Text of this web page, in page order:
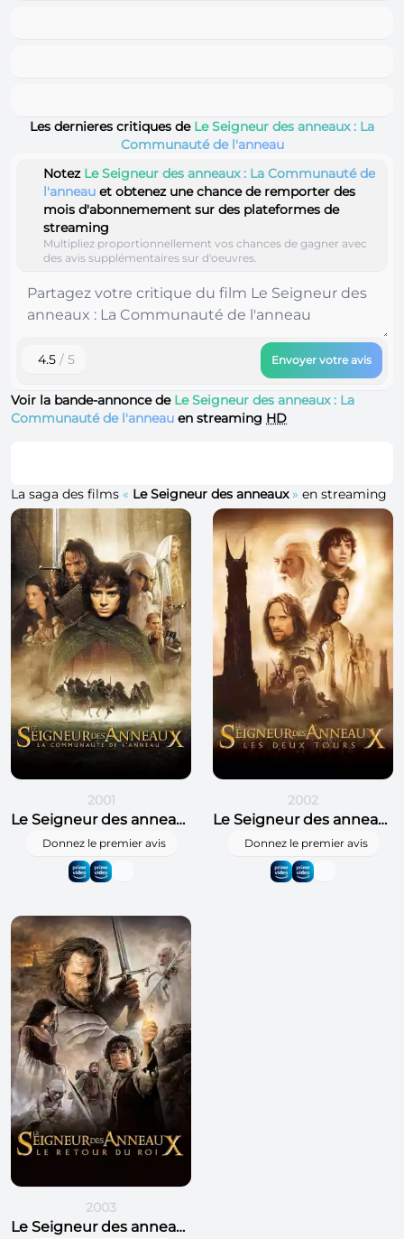
Les dernieres critiques de Le Seigneur des anneaux : La
Communauté de l'anneau
Notez Le Seigneur des anneaux : La Communauté de
l'anneau et obtenez une chance de remporter des
mois d'abonnemement sur des plateformes de
streaming
Multipliez proportionnellement vos chances de gagner avec
des avis supplémentaires sur d'oeuvres.
4.5 / 5 Envoyer votre avis
Voir la bande-annonce de Le Seigneur des anneaux : La
Communauté de l'anneau en streaming HD
La saga des films « Le Seigneur des anneaux » en streaming
2001
Le Seigneur des anneaux : La Communauté de l'anneau
Donnez le premier avis
2002
Le Seigneur des anneaux : Les Deux Tours
Donnez le premier avis
2003
Le Seigneur des anneaux : Le Retour du roi